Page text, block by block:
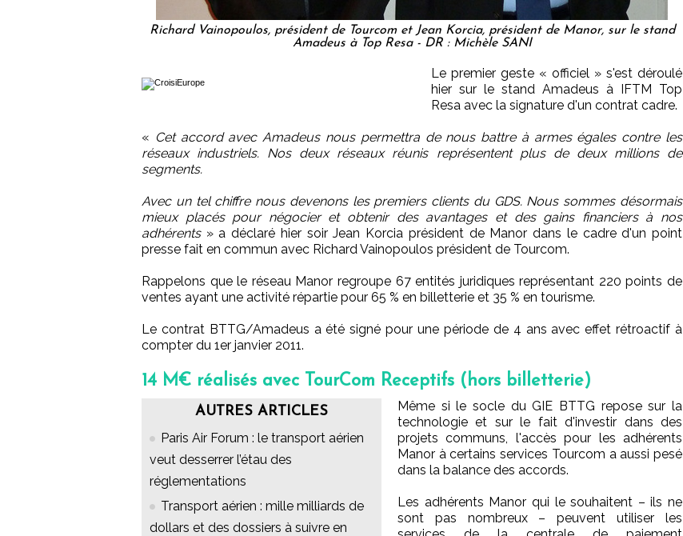
Richard Vainopoulos, président de Tourcom et Jean Korcia, président de Manor, sur le stand
Amadeus à Top Resa - DR : Michèle SANI
Le premier geste « officiel » s'est déroulé
hier sur le stand Amadeus à IFTM Top
Resa avec la signature d'un contrat cadre.
« Cet accord avec Amadeus nous permettra de nous battre à armes égales contre les
réseaux industriels. Nos deux réseaux réunis représentent plus de deux millions de
segments.
Avec un tel chiffre nous devenons les premiers clients du GDS. Nous sommes désormais
mieux placés pour négocier et obtenir des avantages et des gains financiers à nos
adhérents» a déclaré hier soir Jean Korcia président de Manor dans le cadre d'un point
presse fait en commun avec Richard Vainopoulos président de Tourcom.
Rappelons que le réseau Manor regroupe 67 entités juridiques représentant 220 points de
ventes ayant une activité répartie pour 65 % en billetterie et 35 % en tourisme.
Le contrat BTTG/Amadeus a été signé pour une période de 4 ans avec effet rétroactif à
compter du 1er janvier 2011.
14 M€ réalisés avec TourCom Receptifs (hors billetterie)
AUTRES ARTICLES
Paris Air Forum : le transport aérien
veut desserrer l’étau des
réglementations
Transport aérien : mille milliards de
dollars et des dossiers à suivre en
Même si le socle du GIE BTTG repose sur la
technologie et sur le fait d'investir dans des
projets communs, l'accès pour les adhérents
Manor à certains services Tourcom a aussi pesé
dans la balance des accords.
Les adhérents Manor qui le souhaitent – ils ne
sont pas nombreux – peuvent utiliser les